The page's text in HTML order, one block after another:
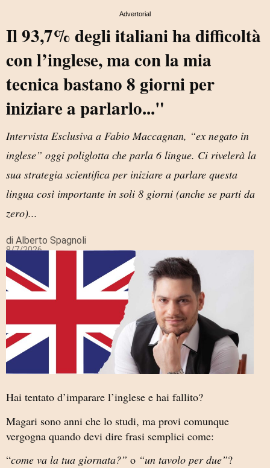
Advertorial
Il 93,7% degli italiani ha difficoltà
con l’inglese, ma con la mia
tecnica bastano 8 giorni per
iniziare a parlarlo..."
Intervista Esclusiva a Fabio Maccagnan, “ex negato in
inglese” oggi poliglotta che parla 6 lingue. Ci rivelerà la
sua strategia scientifica per iniziare a parlare questa
lingua così importante in soli 8 giorni (anche se parti da
zero)...
di Alberto Spagnoli
8/7/2026
Hai tentato d’imparare l’inglese e hai fallito?
Magari sono anni che lo studi, ma provi comunque
vergogna quando devi dire frasi semplici come:
“come va la tua giornata?” o “un tavolo per due”?